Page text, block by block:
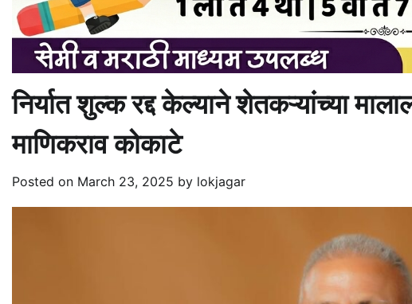
निर्यात शुल्क रद्द केल्याने शेतकऱ्यांच्या
माणिकराव कोकाटे
Posted on March 23, 2025 by lokjagar